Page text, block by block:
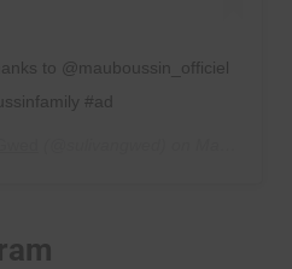
to @mauboussin_officiel
#ad